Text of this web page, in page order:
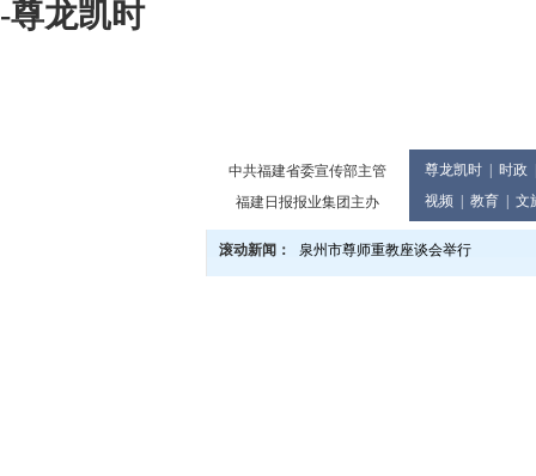
-尊龙凯时
中共福建省委宣传部主管
福建日报报业集团主办
尊龙凯时 时政
视频
教育 文
滚动新闻： 泉州市尊师重教座谈会举行